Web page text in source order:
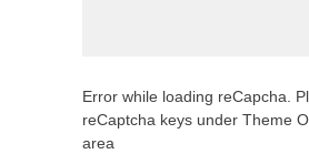
Error while loading reCapcha.
reCaptcha keys under Theme
area